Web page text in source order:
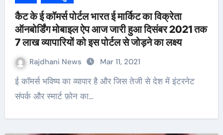
कैट के ई कॉमर्स पोर्टल भारत ई मार्किट का विक्रेता
ऑनबोर्डिंग मोबाइल ऐप आज जारी हुआ दिसंबर 2021 तक
7 लाख व्यापारियों को इस पोर्टल से जोड़ने का लक्ष्य
Rajdhani News Mar 11, 2021
ई कॉमर्स भविष्य का व्यापार है और जिस तेजी से देश में इंटरनेट
संपर्क और स्मार्ट फ़ोन का…